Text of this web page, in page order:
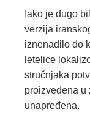
Iako je dugo
verzija
iznenadilo do
letelice
stručnjaka
proizvedena u
unapređena.